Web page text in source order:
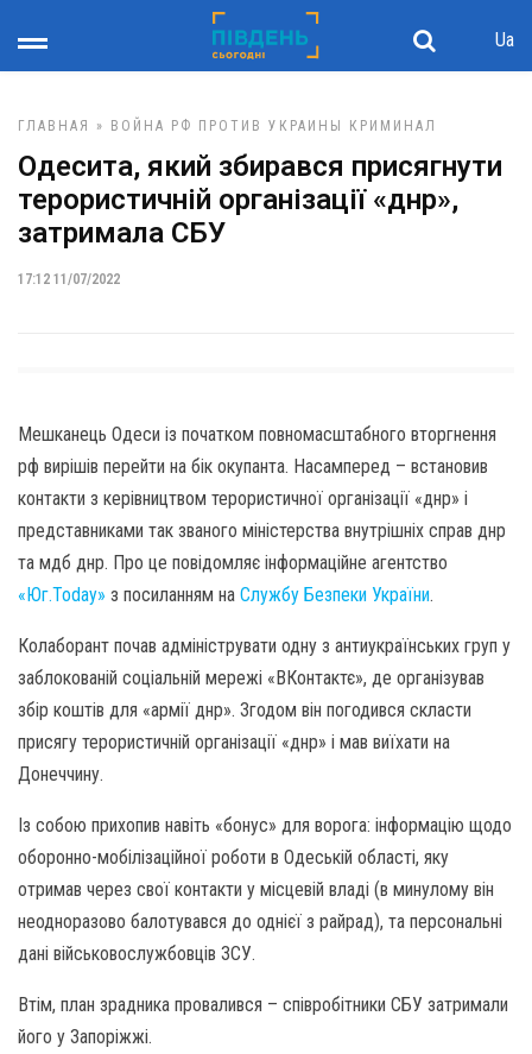
Ua
ГЛАВНАЯ » ВОЙНА РФ ПРОТИВ УКРАИНЫ КРИМИНАЛ
Одесита, який збирався присягнути
терористичній організації «днр»,
затримала СБУ
17:12 11/07/2022
Мешканець Одеси із початком повномасштабного вторгнення
рф вирішів перейти на бік окупанта. Насамперед – встановив
контакти з керівництвом терористичної організації «днр» і
представниками так званого міністерства внутрішніх справ днр
та мдб днр. Про це повідомляє інформаційне агентство
«Юг.Today» з посиланням на Службу Безпеки України.
Колаборант почав адмініструвати одну з антиукраїнських груп у
заблокованій соціальній мережі «ВКонтактє», де організував
збір коштів для «армії днр». Згодом він погодився скласти
присягу терористичній організації «днр» і мав виїхати на
Донеччину.
Із собою прихопив навіть «бонус» для ворога: інформацію щодо
оборонно-мобілізаційної роботи в Одеській області, яку
отримав через свої контакти у місцевій владі (в минулому він
неодноразово балотувався до однієї з райрад), та персональні
дані військовослужбовців ЗСУ.
Втім, план зрадника провалився – співробітники СБУ затримали
його у Запоріжжі.